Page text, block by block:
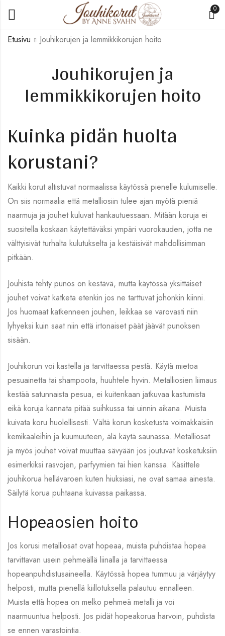
0
Jouhikorujen ja
lemmikkikorujen hoito
Etusivu Jouhikorujen ja lemmikkikorujen hoito
Kuinka pidän huolta
korustani?
Kaikki korut altistuvat normaalissa käytössä pienelle kulumiselle.
On siis normaalia että metalliosiin tulee ajan myötä pieniä
naarmuja ja jouhet kuluvat hankautuessaan. Mitään koruja ei
suositella koskaan käytettäväksi ympäri vuorokauden, jotta ne
välttyisivät turhalta kulutukselta ja kestäisivät mahdollisimman
pitkään.
Jouhista tehty punos on kestävä, mutta käytössä yksittäiset
jouhet voivat katketa etenkin jos ne tarttuvat johonkin kiinni.
Jos huomaat katkenneen jouhen, leikkaa se varovasti niin
lyhyeksi kuin saat niin että irtonaiset päät jäävät punoksen
sisään.
Jouhikorun voi kastella ja tarvittaessa pestä. Käytä mietoa
pesuainetta tai shampoota, huuhtele hyvin. Metalliosien liimaus
kestää satunnaista pesua, ei kuitenkaan jatkuvaa kastumista
eikä koruja kannata pitää suihkussa tai uinnin aikana. Muista
kuivata koru huolellisesti. Vältä korun kosketusta voimakkaisiin
kemikaaleihin ja kuumuuteen, älä käytä saunassa. Metalliosat
ja myös jouhet voivat muuttaa sävyään jos joutuvat kosketuksiin
esimerkiksi rasvojen, parfyymien tai hien kanssa. Käsittele
jouhikorua hellävaroen kuten hiuksiasi, ne ovat samaa ainesta.
Säilytä korua puhtaana kuivassa paikassa.
Hopeaosien hoito
Jos korusi metalliosat ovat hopeaa, muista puhdistaa hopea
tarvittavan usein pehmeällä liinalla ja tarvittaessa
hopeanpuhdistusaineella. Käytössä hopea tummuu ja värjäytyy
helposti, mutta pienellä kiillotuksella palautuu ennalleen.
Muista että hopea on melko pehmeä metalli ja voi
naarmuuntua helposti. Jos pidät hopeakorua harvoin, puhdista
se ennen varastointia.